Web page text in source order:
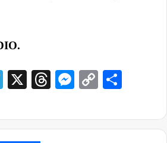
Telegram
X ThreadsCopy